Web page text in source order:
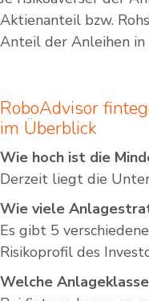
Aktienanteil bzw.
Anteil der Anleihen
RoboAdvisor
im Überblick
Wie hoch ist die
Derzeit liegt die
Wie viele
Es gibt 5
Risikoprofil des
Welche